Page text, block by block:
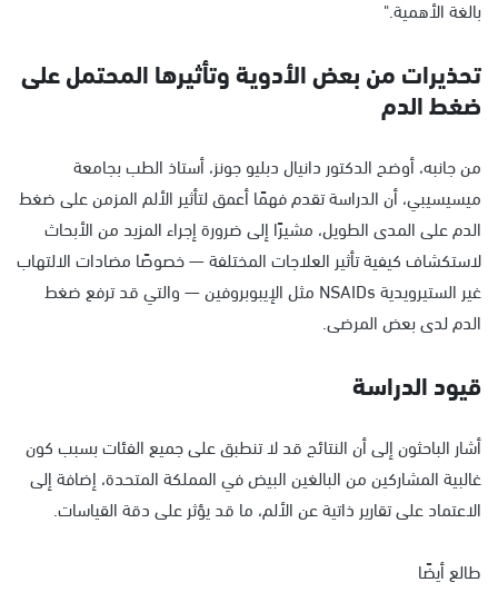
بالغة الأهمية."
تحذيرات من بعض الأدوية وتأثيرها المحتمل على
ضغط الدم
من جانبه، أوضح الدكتور دانيال دبليو جونز، أستاذ الطب بجامعة
ميسيسيبي، أن الدراسة تقدم فهمًا أعمق لتأثير الألم المزمن على ضغط
الدم على المدى الطويل، مشيرًا إلى ضرورة إجراء المزيد من الأبحاث
لاستكشاف كيفية تأثير العلاجات المختلفة — خصوصًا مضادات الالتهاب
غير الستيرويدية NSAIDs مثل الإيبوبروفين — والتي قد ترفع ضغط
الدم لدى بعض المرضى.
قيود الدراسة
أشار الباحثون إلى أن النتائج قد لا تنطبق على جميع الفئات بسبب كون
غالبية المشاركين من البالغين البيض في المملكة المتحدة، إضافة إلى
الاعتماد على تقارير ذاتية عن الألم، ما قد يؤثر على دقة القياسات.
طالع أيضًا